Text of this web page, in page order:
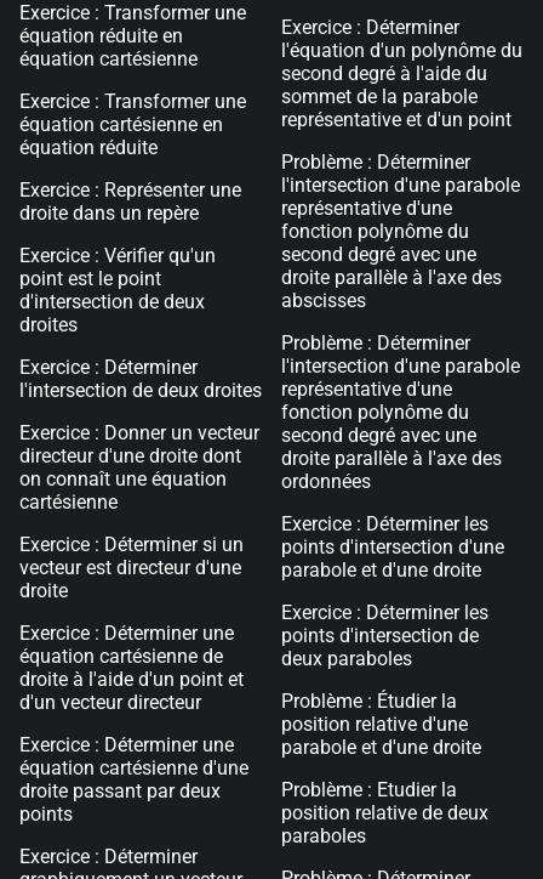
Exercice : Transformer une
équation réduite en
équation cartésienne
Exercice : Transformer une
équation cartésienne en
équation réduite
Exercice : Représenter une
droite dans un repère
Exercice : Vérifier qu'un
point est le point
d'intersection de deux
droites
Exercice : Déterminer
l'intersection de deux droites
Exercice : Donner un vecteur
directeur d'une droite dont
on connaît une équation
cartésienne
Exercice : Déterminer si un
vecteur est directeur d'une
droite
Exercice : Déterminer une
équation cartésienne de
droite à l'aide d'un point et
d'un vecteur directeur
Exercice : Déterminer une
équation cartésienne d'une
droite passant par deux
points
Exercice : Déterminer
Exercice : Déterminer
l'équation d'un polynôme du
second degré à l'aide du
sommet de la parabole
représentative et d'un point
Problème : Déterminer
l'intersection d'une parabole
représentative d'une
fonction polynôme du
second degré avec une
droite parallèle à l'axe des
abscisses
Problème : Déterminer
l'intersection d'une parabole
représentative d'une
fonction polynôme du
second degré avec une
droite parallèle à l'axe des
ordonnées
Exercice : Déterminer les
points d'intersection d'une
parabole et d'une droite
Exercice : Déterminer les
points d'intersection de
deux paraboles
Problème : Étudier la
position relative d'une
parabole et d'une droite
Problème : Etudier la
position relative de deux
paraboles